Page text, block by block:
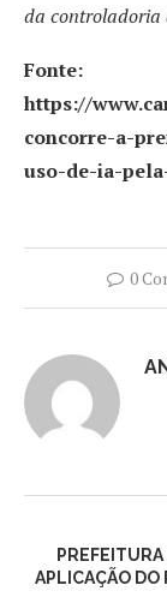
da controladoria
Fonte:
https://
concorre-a-
uso-de-ia-
0
APLICAÇÃO DO